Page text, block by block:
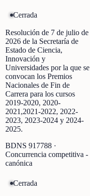
Cerrada
Resolución de 7 de julio de
2026 de la Secretaría de
Estado de Ciencia,
Innovación y
Universidades por la que se
convocan los Premios
Nacionales de Fin de
Carrera para los cursos
2019-2020, 2020-
2021,2021-2022, 2022-
2023, 2023-2024 y 2024-
2025.
BDNS 917788 ·
Concurrencia competitiva -
canónica
Cerrada